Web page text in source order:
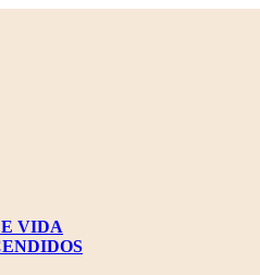
VIDA